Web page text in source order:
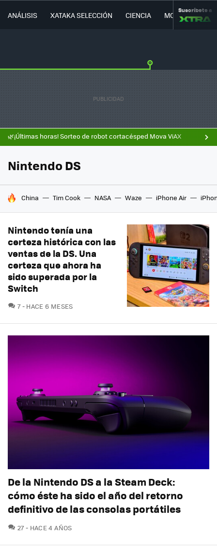
ANÁLISIS XATAKA SELECCIÓN CIENCIA MOVILIDAD
Suscríbete a
🌿¡Últimas horas! Sorteo de robot cortacésped Mova ViAX
Nintendo DS
HOY SE HABLA DE
China Tim Cook NASA Waze iPhone Air
Nintendo tenía una
certeza histórica con las
ventas de la DS. Una
certeza que ahora ha
sido superada por la
Switch
7COMENTARIOS
HACE 6 MESES
De la Nintendo DS a la Steam Deck:
cómo éste ha sido el año del retorno
definitivo de las consolas portátiles
27COMENTARIOS
HACE 4 AÑOS